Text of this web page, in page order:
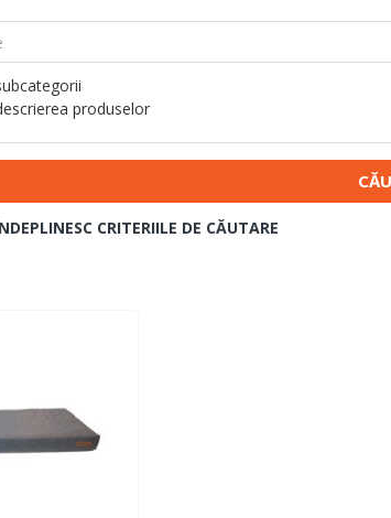
produselor
CRITERIILE DE CĂUTARE